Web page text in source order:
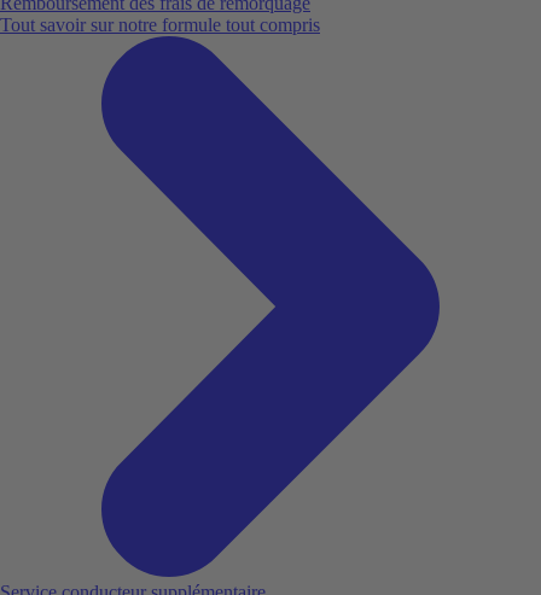
Tout savoir sur notre formule tout compris